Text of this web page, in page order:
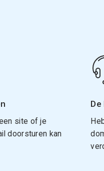
site of je
doorsturen kan